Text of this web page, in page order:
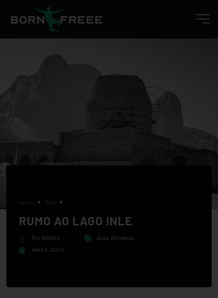
RUMO AO LAGO INLE
Rui Batista Ásia, Birmânia
Abril 9, 2015